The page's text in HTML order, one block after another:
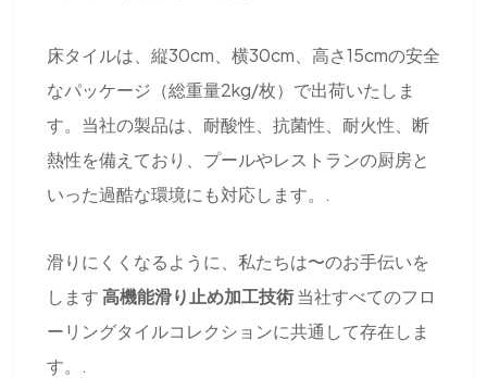
床タイルは、縦30cm、横30cm、高さ15cmの安全
なパッケージ（総重量2kg/枚）で出荷いたしま
す。当社の製品は、耐酸性、抗菌性、耐火性、断
熱性を備えており、プールやレストランの厨房と
いった過酷な環境にも対応します。.
滑りにくくなるように、私たちは〜のお手伝いを
します高機能滑り止め加工技術当社すべてのフロ
ーリングタイルコレクションに共通して存在しま
す。.